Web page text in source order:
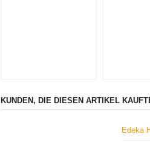
KUNDEN, DIE DIESEN ARTIKEL
Edeka